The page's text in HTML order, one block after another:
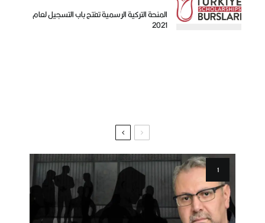
المنحة التركية الرسمية تفتح باب التسجيل لعام
2021